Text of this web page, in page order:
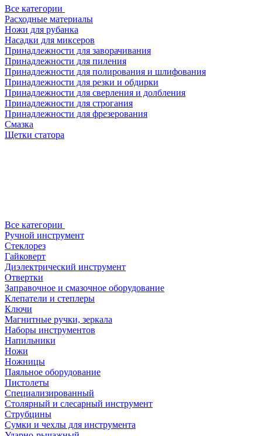
Все категории
Расходные материалы
Ножи для рубанка
Насадки для миксеров
Принадлежности для заворачивания
Принадлежности для пиления
Принадлежности для полирования и шлифования
Принадлежности для резки и обдирки
Принадлежности для сверления и долбления
Принадлежности для строгания
Принадлежности для фрезерования
Смазка
Щетки статора
Все категории
Ручной инструмент
Стеклорез
Гайковерт
Диэлектрический инструмент
Отвертки
Заправочное и смазочное оборудование
Клепатели и степлеры
Ключи
Магнитные ручки, зеркала
Наборы инструментов
Напильники
Ножи
Ножницы
Паяльное оборудование
Пистолеты
Специализированный
Столярный и слесарный инструмент
Струбцины
Сумки и чехлы для инструмента